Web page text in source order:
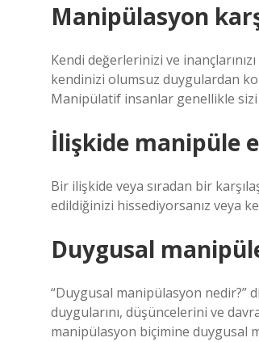
Manipülasyon
Kendi değerlerinizi ve
kendinizi olumsuz duygulardan
Manipülatif insanlar genellikle sizi
İlişkide manipüle
Bir ilişkide veya sıradan bir
edildiğinizi hissediyorsanız veya
Duygusal
“Duygusal manipülasyon nedir?”
duygularını, düşüncelerini ve
manipülasyon biçimine duygusal